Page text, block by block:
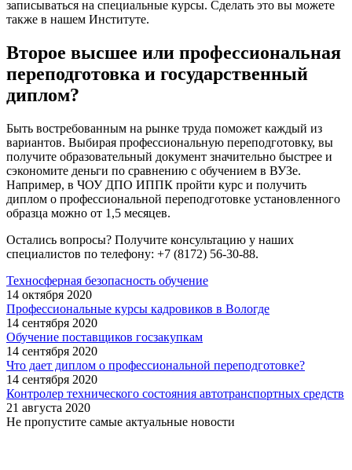
записываться на специальные курсы. Сделать это вы можете
также в нашем Институте.
Второе высшее или профессиональная
переподготовка и государственный
диплом?
Быть востребованным на рынке труда поможет каждый из
вариантов. Выбирая профессиональную переподготовку, вы
получите образовательный документ значительно быстрее и
сэкономите деньги по сравнению с обучением в ВУЗе.
Например, в ЧОУ ДПО ИППК пройти курс и получить
диплом о профессиональной переподготовке установленного
образца можно от 1,5 месяцев.
Остались вопросы? Получите консультацию у наших
специалистов по телефону: +7 (8172) 56-30-88.
Техносферная безопасность обучение
14 октября 2020
Профессиональные курсы кадровиков в Вологде
14 сентября 2020
Обучение поставщиков госзакупкам
14 сентября 2020
Что дает диплом о профессиональной переподготовке?
14 сентября 2020
Контролер технического состояния автотранспортных средств
21 августа 2020
Не пропустите самые актуальные новости